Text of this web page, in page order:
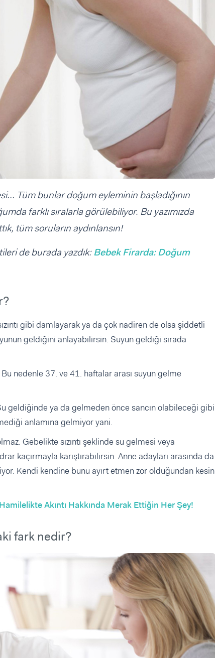
Tüm bunlar doğum eyleminin başladığının
farklı sıralarla görülebiliyor. Bu yazımızda
tüm soruların aydınlansın!
de burada yazdık:Bebek Firarda: Doğum
gibi damlayarak ya da çok nadiren de olsa şiddetli
geldiğini anlayabilirsin. Suyun geldiği sırada
nedenle 37. ve 41. haftalar arası suyun gelme
geldiğinde ya da gelmeden önce sancın olabileceği gibi
anlamına gelmiyor yani.
Gebelikte sızıntı şeklinde su gelmesi veya
kaçırmayla karıştırabilirsin. Anne adayları arasında da
Kendi kendine bunu ayırt etmen zor olduğundan kesin
Hamilelikte Akıntı Hakkında Merak Ettiğin Her Şey!
fark nedir?